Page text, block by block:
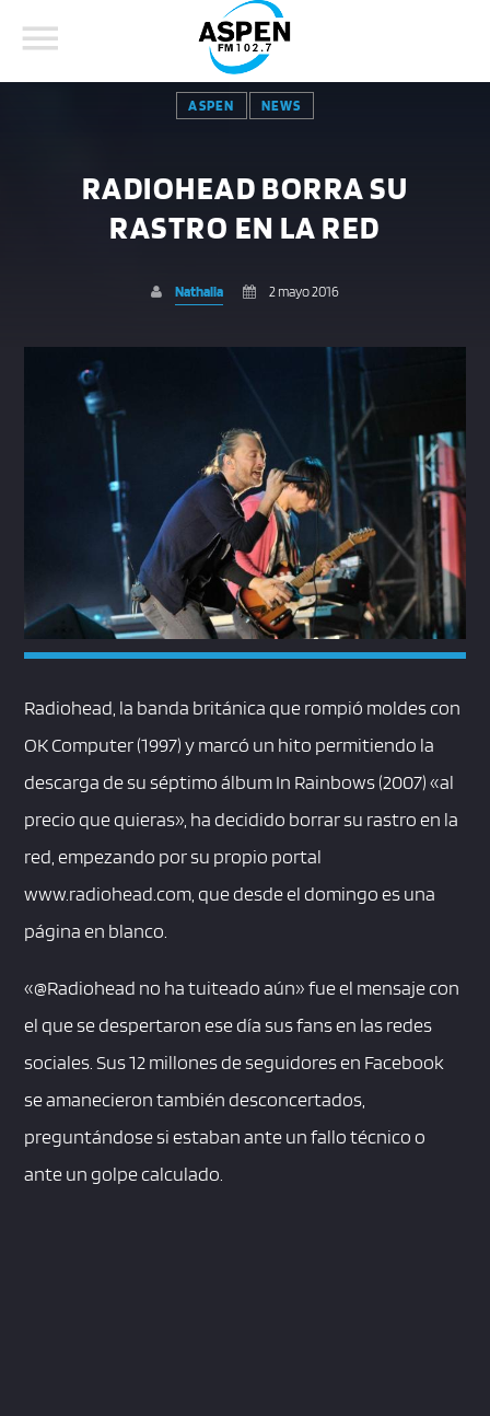
BUSCAR EN EL SITIO:
COMPARTE ESTA PÁGINA EN:
Whatsapp
ASPEN NEWS
RADIOHEAD BORRA SU
RASTRO EN LA RED
Nathalia 2 mayo 2016
Radiohead, la banda británica que rompió moldes con
OK Computer (1997) y marcó un hito permitiendo la
descarga de su séptimo álbum In Rainbows (2007) «al
precio que quieras», ha decidido borrar su rastro en la
red, empezando por su propio portal
www.radiohead.com, que desde el domingo es una
página en blanco.
«@Radiohead no ha tuiteado aún» fue el mensaje con
el que se despertaron ese día sus fans en las redes
sociales. Sus 12 millones de seguidores en Facebook
se amanecieron también desconcertados,
preguntándose si estaban ante un fallo técnico o
ante un golpe calculado.